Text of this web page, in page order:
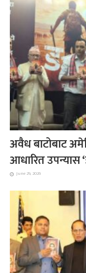
अवैध बाटोबाट
आधारित उपन्यास
June 29, 2026